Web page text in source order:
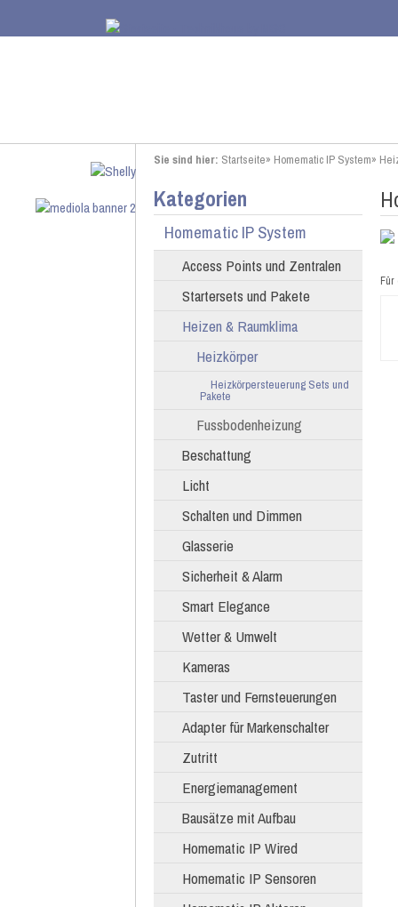
Sie sind hier: Startseite» Homematic IP System»
Kategorien
Homematic IP System
Access Points und Zentralen
Startersets und Pakete
Heizen & Raumklima
Heizkörper
Heizkörpersteuerung Sets und
Pakete
Fussbodenheizung
Beschattung
Licht
Schalten und Dimmen
Glasserie
Sicherheit & Alarm
Smart Elegance
Wetter & Umwelt
Kameras
Taster und Fernsteuerungen
Adapter für Markenschalter
Zutritt
Energiemanagement
Bausätze mit Aufbau
Homematic IP Wired
Homematic IP Sensoren
Für